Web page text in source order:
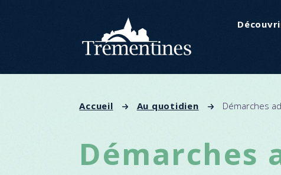
Accueil Au quotidien Démarches
Démarches